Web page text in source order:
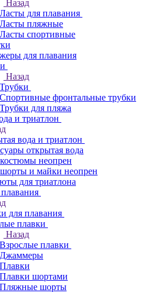
Назад
Ласты для плавания
Ласты пляжные
Ласты спортивные
для плавания
Назад
Трубки
Спортивные фронтальные трубки
Трубки для пляжа
и триатлон
вода и триатлон
открытая вода
неопрен
и майки неопрен
для триатлона
для плавания
плавки
Назад
Взрослые плавки
Джаммеры
Плавки
Плавки шортами
Пляжные шорты